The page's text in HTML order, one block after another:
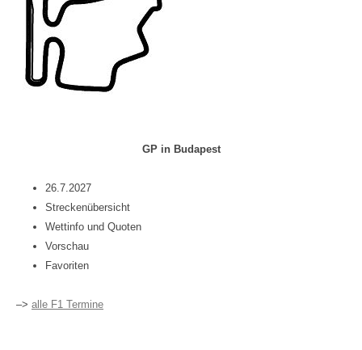
GP in Budapest
26.7.2027
Streckenübersicht
Wettinfo und Quoten
Vorschau
Favoriten
–> alle F1 Termine